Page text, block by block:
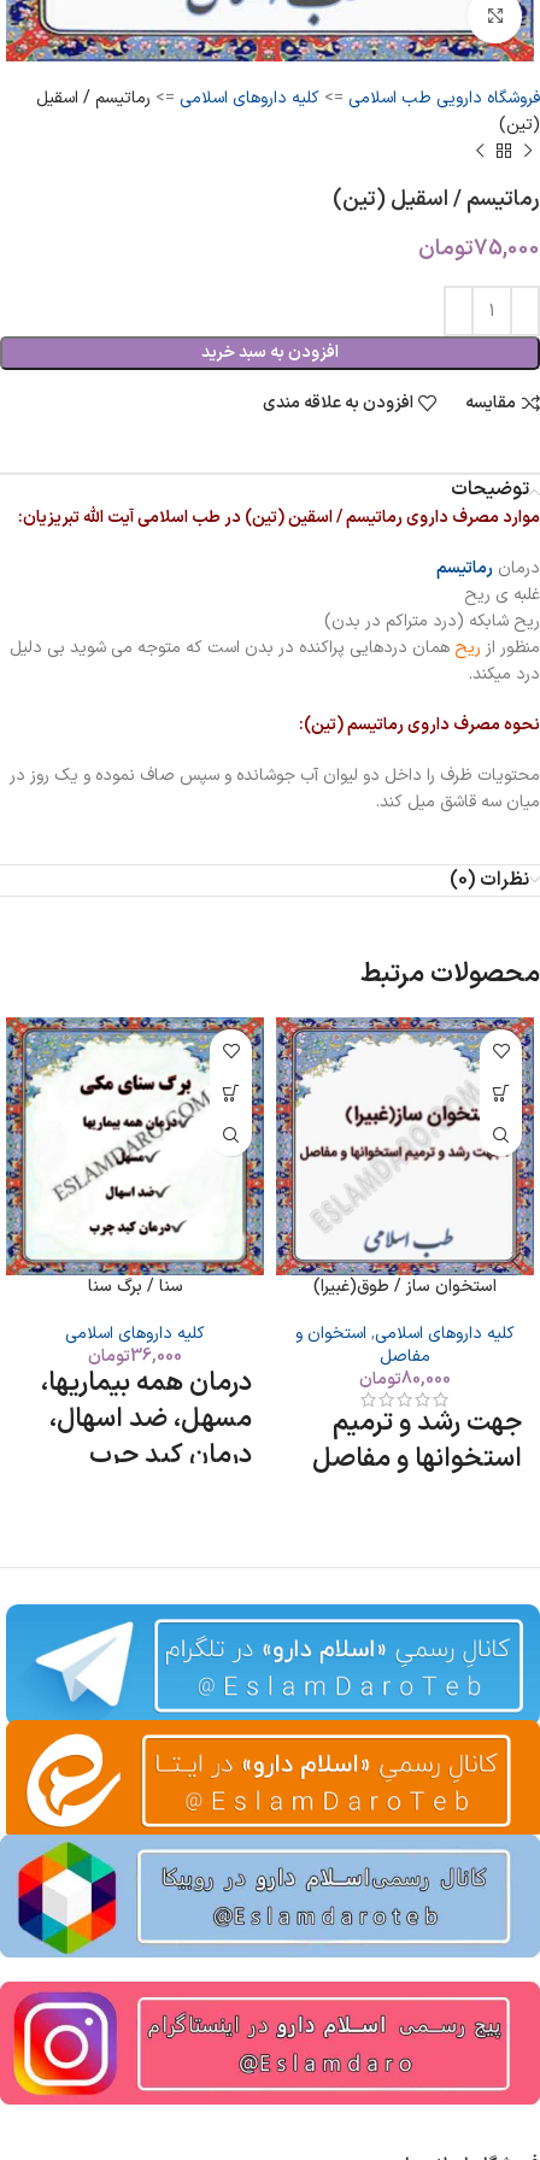
فروشگاه دارویی طب اسلامی => کلیه داروهای اسلامی => رماتیسم / اسقیل
(تین)
رماتیسم / اسقیل (تین)
75,000تومان
افزودن به سبد خرید
مقایسه
افزودن به علاقه مندی
توضیحات
موارد مصرف داروی رماتیسم / اسقین (تین) در طب اسلامی آیت الله تبریزیان:
درمان رماتیسم
غلبه ی ریح
ریح شابکه (درد متراکم در بدن)
منظور از ریح همان دردهایی پراکنده در بدن است که متوجه می شوید بی دلیل
درد میکند.
نحوه مصرف داروی رماتیسم (تین):
محتویات ظرف را داخل دو لیوان آب جوشانده و سپس صاف نموده و یک روز در
میان سه قاشق میل کند.
نظرات (0)
محصولات مرتبط
استخوان ساز / طوق(غبیرا)
کلیه داروهای اسلامی, استخوان و
مفاصل
80,000تومان
جهت رشد و ترمیم
استخوانها و مفاصل
سنا / برگ سنا
کلیه داروهای اسلامی
36,000تومان
درمان همه بیماریها،
مسهل، ضد اسهال،
درمان کبد چرب